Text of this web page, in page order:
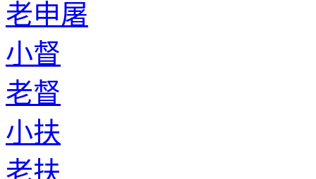
老申屠
小督
老督
小扶
老扶